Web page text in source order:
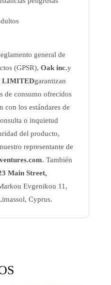
general de
(GPSR), Oak inc.y
LIMITEDgarantizan
de consumo ofrecidos
con los estándares de
o inquietud
del producto,
representante de
. También
Main Street,
Evgenikou 11,
Cyprus.